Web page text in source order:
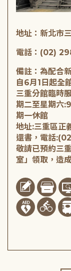
地址：新北市
電話：(02)
備註：為配合
自6月1日起全
三重分館臨時
期二至星期六
期一休館
地址:三重區正
還書，電話
敬請已預約三
室」領取，造